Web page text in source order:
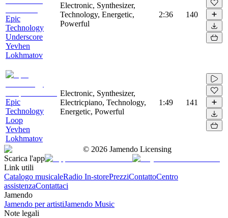
Epic
Technology
Underscore
Yevhen
Lokhmatov
Electronic, Synthesizer,
Technology, Energetic,
Powerful
2:36 140
Epic
Technology
Loop
Yevhen
Lokhmatov
Electronic, Synthesizer,
Electricpiano, Technology,
Energetic, Powerful
1:49 141
© 2026 Jamendo Licensing
Scarica l'app
Link utili
Catalogo musicaleRadio In-storePrezziContattoCentro
assistenzaContattaci
Jamendo
Jamendo per artistiJamendo Music
Note legali